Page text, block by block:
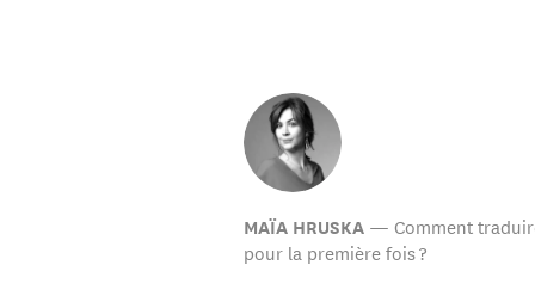
MAÏA HRUSKA— Comment
pour la première fois ?